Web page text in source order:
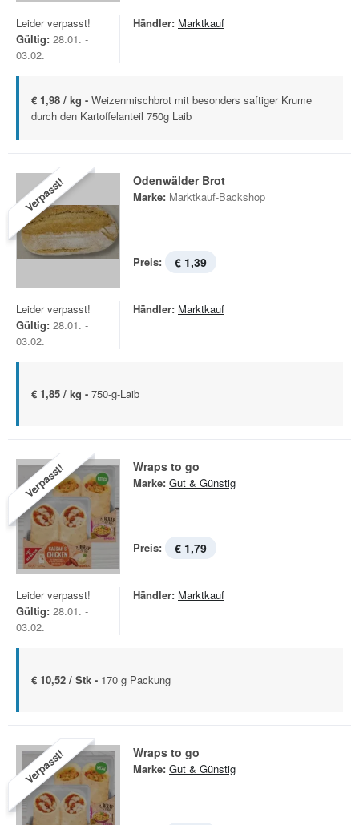
Leider verpasst!
Gültig: 28.01. -
03.02.
Händler: Marktkauf
€ 1,98 / kg - Weizenmischbrot mit besonders saftiger Krume
durch den Kartoffelanteil 750g Laib
Verpasst! Odenwälder Brot
Marke: Marktkauf-Backshop
Preis: € 1,39
Leider verpasst!
Gültig: 28.01. -
03.02.
Händler: Marktkauf
€ 1,85 / kg - 750-g-Laib
Verpasst! Wraps to go
Marke: Gut & Günstig
Preis: € 1,79
Leider verpasst!
Gültig: 28.01. -
03.02.
Händler: Marktkauf
€ 10,52 / Stk - 170 g Packung
Verpasst! Wraps to go
Marke: Gut & Günstig